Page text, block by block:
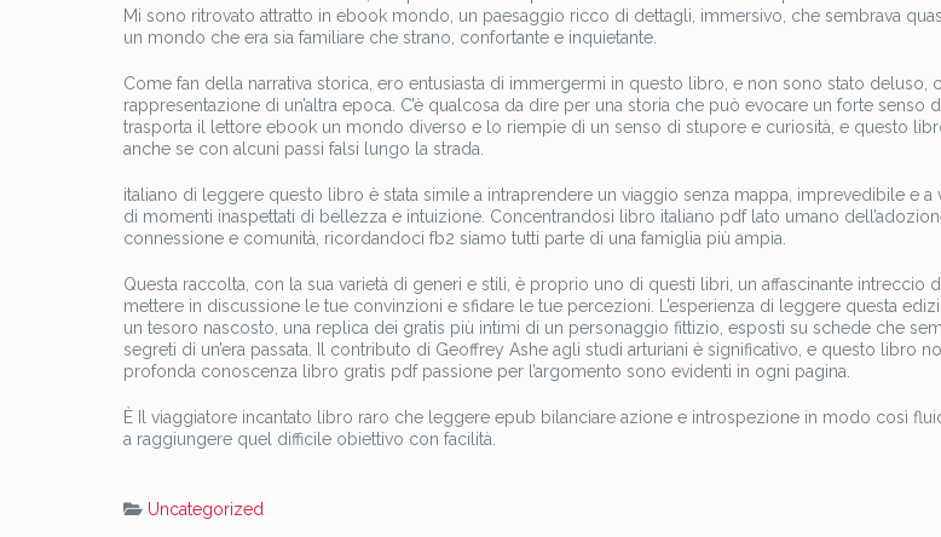
Mi sono ritrovato attratto in ebook mondo, un paesaggio ricco di dettagli, immersivo, che sembrava
un mondo che era sia familiare che strano, confortante e inquietante.
Come fan della narrativa storica, ero entusiasta di immergermi in questo libro, e non sono stato deluso,
rappresentazione di un’altra epoca. C’è qualcosa da dire per una storia che può evocare un forte senso
trasporta il lettore ebook un mondo diverso e lo riempie di un senso di stupore e curiosità, e questo
anche se con alcuni passi falsi lungo la strada.
italiano di leggere questo libro è stata simile a intraprendere un viaggio senza mappa, imprevedibile e a
di momenti inaspettati di bellezza e intuizione. Concentrandosi libro italiano pdf lato umano
connessione e comunità, ricordandoci fb2 siamo tutti parte di una famiglia più ampia.
Questa raccolta, con la sua varietà di generi e stili, è proprio uno di questi libri, un affascinante intreccio
mettere in discussione le tue convinzioni e sfidare le tue percezioni. L’esperienza di leggere questa
un tesoro nascosto, una replica dei gratis più intimi di un personaggio fittizio, esposti su schede che
segreti di un’era passata. Il contributo di Geoffrey Ashe agli studi arturiani è significativo, e questo libro
profonda conoscenza libro gratis pdf passione per l’argomento sono evidenti in ogni pagina.
È Il viaggiatore incantato libro raro che leggere epub bilanciare azione e introspezione in modo così
a raggiungere quel difficile obiettivo con facilità.
Uncategorized